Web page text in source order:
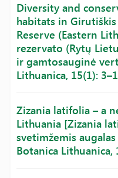
Diversity and
habitats in
Reserve (Eastern
rezervato (Rytų
ir gamtosauginė
Lithuanica, 15(1):
Zizania latifolia – a
Lithuania [Zizania
svetimžemis
Botanica Lithuanica,